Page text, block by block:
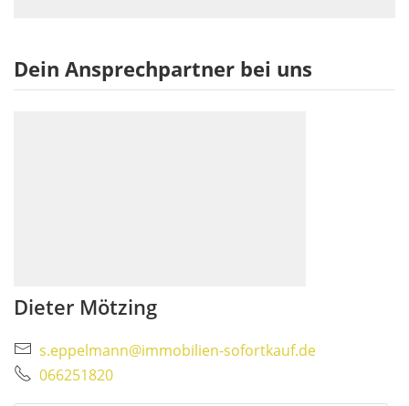
Dein Ansprechpartner bei uns
Dieter Mötzing
s.eppelmann@immobilien-sofortkauf.de
066251820